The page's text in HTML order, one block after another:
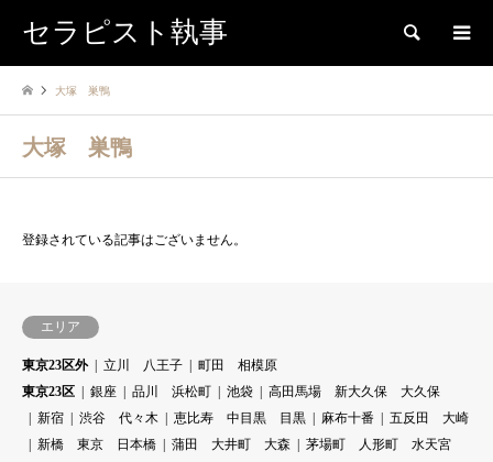
セラピスト執事 検索
大塚 巣鴨
大塚 巣鴨
登録されている記事はございません。
エリア
東京23区外 立川 八王子
町田 相模原
東京23区
銀座 品川 浜松町 池袋
高田馬場 新大久保 大久保
新宿
渋谷 代々木 恵比寿 中目黒 目黒 麻布十番
五反田 大崎
新橋 東京 日本橋
蒲田 大井町 大森
茅場町 人形町 水天宮